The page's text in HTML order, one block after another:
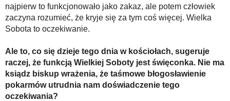
najpierw to funkcjonowało jako zakaz, ale potem człowiek
zaczyna rozumieć, że kryje się za tym coś więcej. Wielka
Sobota to oczekiwanie.
Ale to, co się dzieje tego dnia w kościołach, sugeruje
raczej, że funkcją Wielkiej Soboty jest święconka. Nie ma
ksiądz biskup wrażenia, że taśmowe błogosławienie
pokarmów utrudnia nam doświadczenie tego
oczekiwania?